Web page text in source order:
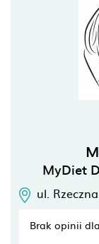
MyDiet
ul.
Brak opinii